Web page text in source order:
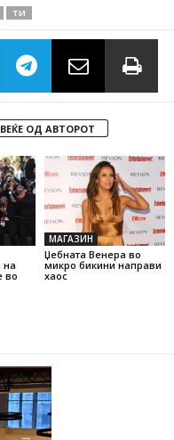
ТИ
ОД АВТОРОТ
на
во
МАГАЗИН
Џебната Венера во
микро бикини направи
хаос